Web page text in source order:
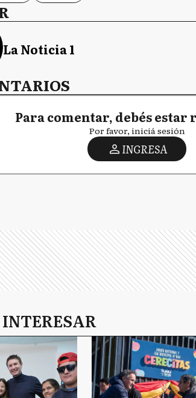
La Noticia 1
Para comentar, debés
Por favor, iniciá sesión
INGRESA